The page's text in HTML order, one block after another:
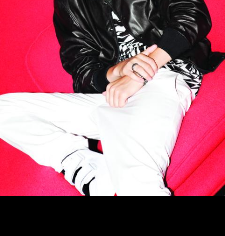
Pressefotos „SWAG LIVE FROM
COACHELLA (WEEKEND II)“ (2026)